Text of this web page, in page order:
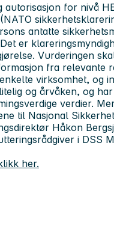
autorisasjon for nivå
antatte
er
Vurderingen
fra relevante
virksomhet, og
og årvåken, og
verdier.
til Nasjonal
Håkon
i DSS
her.